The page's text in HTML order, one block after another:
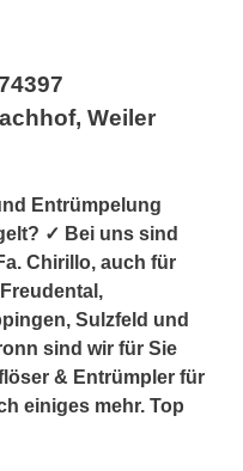
Weiler
Entrümpelung
✓ Bei uns sind
Chirillo, auch für
Sulzfeld und
sind wir für Sie
& Entrümpler für
einiges mehr. Top